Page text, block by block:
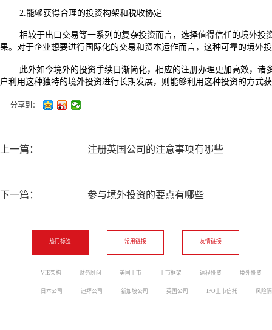
2.能够获得合理的投资构架和税收协定
相较于出口交易等一系列的复杂投资而言，选择值得信任的境外
果。对于企业想要进行国际化的交易和资本运作而言，这种可靠的境外
此外如今境外的投资手续日渐简化，相应的注册办理更加高效，
户利用这种独特的境外投资进行长期发展，则能够利用这种投资的方式
分享到：
上一篇： 注册英国公司的注意事项有哪些
下一篇： 参与境外投资的要点有哪些
热门标签
VIE架构 财务顾问 美国上市 上市框架 返程投资 境外投资
日本公司 迪拜公司 新加坡公司 英国公司 IPO上市信托 风险
常用链接 友情链接